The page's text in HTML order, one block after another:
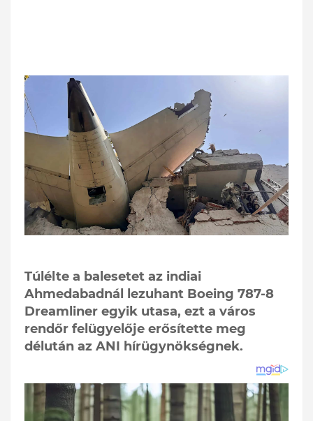
Túlélte a balesetet az indiai
Ahmedabadnál lezuhant Boeing 787-8
Dreamliner egyik utasa, ezt a város
rendőr felügyelője erősítette meg
délután az ANI hírügynökségnek.